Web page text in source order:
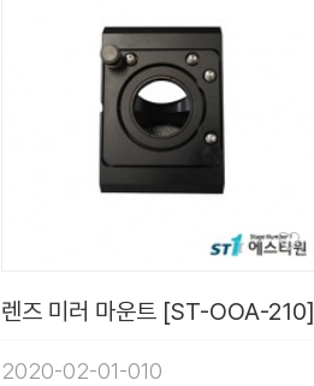
렌즈 미러 마운트 [ST-OOA-210]
2020-02-01-010